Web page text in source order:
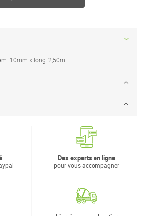
10mm x long. 2,50m
Des experts en ligne
pour vous accompagner